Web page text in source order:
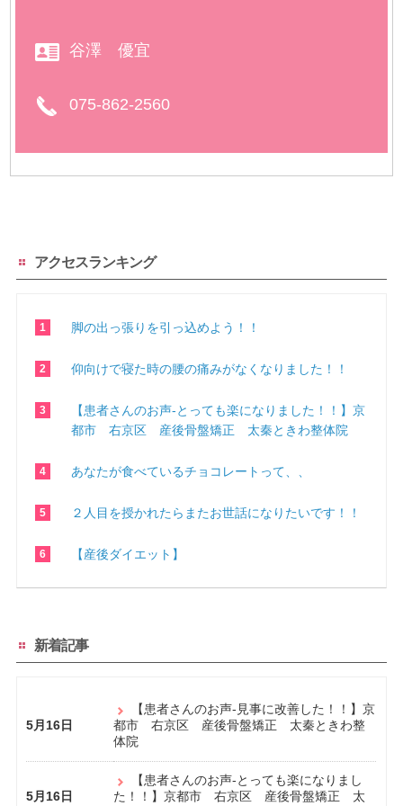
谷澤 優宜
075-862-2560
アクセスランキング
脚の出っ張りを引っ込めよう！！
仰向けで寝た時の腰の痛みがなくなりました！！
【患者さんのお声-とっても楽になりました！！】京
都市 右京区 産後骨盤矯正 太秦ときわ整体院
あなたが食べているチョコレートって、、
２人目を授かれたらまたお世話になりたいです！！
【産後ダイエット】
新着記事
5月16日
【患者さんのお声-見事に改善した！！】京
都市 右京区 産後骨盤矯正 太秦ときわ整
体院
5月16日
【患者さんのお声-とっても楽になりまし
た！！】京都市 右京区 産後骨盤矯正 太